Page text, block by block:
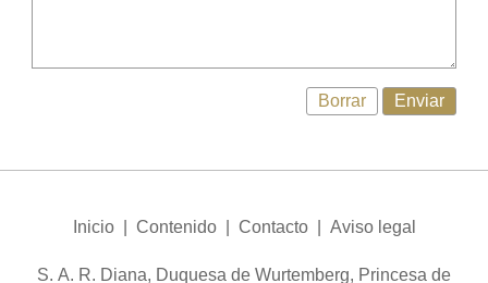
Borrar Enviar
Inicio| Contenido| Contacto| Aviso legal
S. A. R. Diana, Duquesa de Wurtemberg, Princesa de